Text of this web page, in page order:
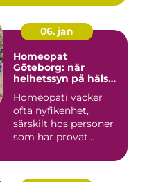
vet ungefär hur sju...
06. jan
Homeopat
Göteborg: när
helhetssyn på hälsa
Homeopati väcker
ofta nyfikenhet,
särskilt hos personer
som har provat